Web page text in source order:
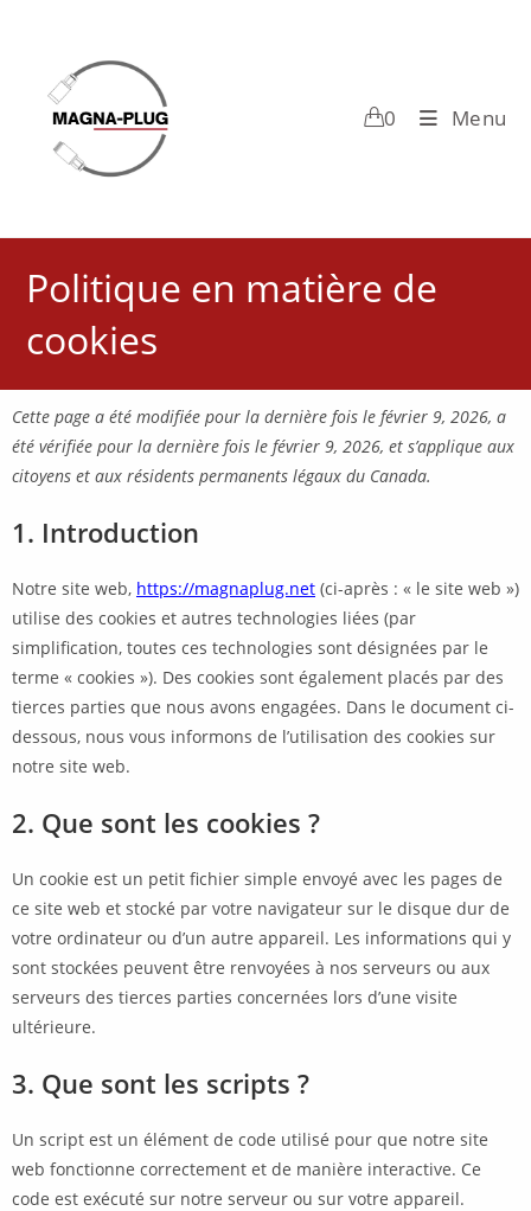
0 Menu
Politique en matière de
cookies
Cette page a été modifiée pour la dernière fois le février 9, 2026, a
été vérifiée pour la dernière fois le février 9, 2026, et s’applique aux
citoyens et aux résidents permanents légaux du Canada.
1. Introduction
Notre site web, https://magnaplug.net (ci-après : « le site web »)
utilise des cookies et autres technologies liées (par
simplification, toutes ces technologies sont désignées par le
terme « cookies »). Des cookies sont également placés par des
tierces parties que nous avons engagées. Dans le document ci-
dessous, nous vous informons de l’utilisation des cookies sur
notre site web.
2. Que sont les cookies ?
Un cookie est un petit fichier simple envoyé avec les pages de
ce site web et stocké par votre navigateur sur le disque dur de
votre ordinateur ou d’un autre appareil. Les informations qui y
sont stockées peuvent être renvoyées à nos serveurs ou aux
serveurs des tierces parties concernées lors d’une visite
ultérieure.
3. Que sont les scripts ?
Un script est un élément de code utilisé pour que notre site
web fonctionne correctement et de manière interactive. Ce
code est exécuté sur notre serveur ou sur votre appareil.